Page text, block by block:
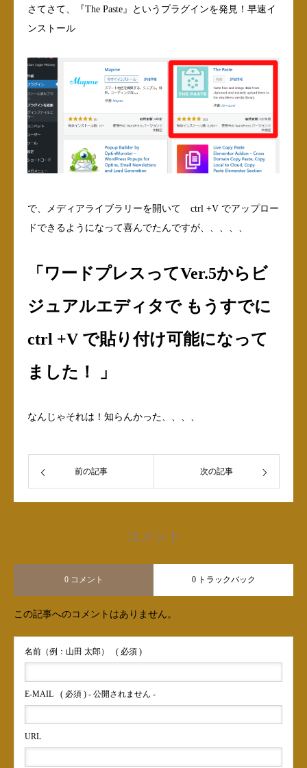
さてさて、『The Paste』というプラグインを発見！早速イ
ンストール
で、メディアライブラリーを開いて ctrl +V でアップロー
ドできるようになって喜んでたんですが、、、、、
「ワードプレスってVer.5からビ
ジュアルエディタで もうすでに
ctrl +V で貼り付け可能になって
ました！ 」
なんじゃそれは！知らんかった、、、、
前の記事 次の記事
コメント
0 コメント 0 トラックバック
この記事へのコメントはありません。
名前（例：山田 太郎） ( 必須 )
E-MAIL ( 必須 ) - 公開されません -
URL